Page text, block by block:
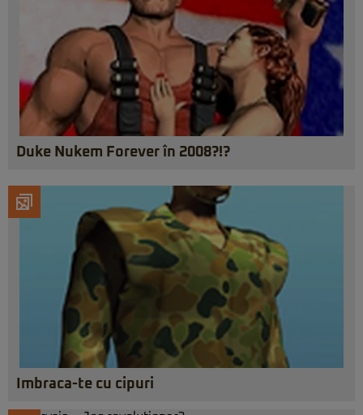
Duke Nukem Forever în 2008?!?
Imbraca-te cu cipuri